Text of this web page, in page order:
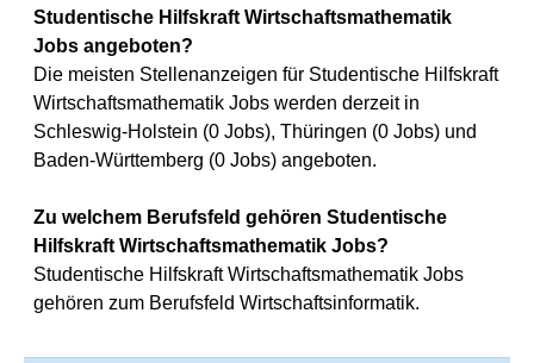
Studentische Hilfskraft Wirtschaftsmathematik
Jobs angeboten?
Die meisten Stellenanzeigen für Studentische Hilfskraft
Wirtschaftsmathematik Jobs werden derzeit in
Schleswig-Holstein (0 Jobs), Thüringen (0 Jobs) und
Baden-Württemberg (0 Jobs) angeboten.
Zu welchem Berufsfeld gehören Studentische
Hilfskraft Wirtschaftsmathematik Jobs?
Studentische Hilfskraft Wirtschaftsmathematik Jobs
gehören zum Berufsfeld Wirtschaftsinformatik.